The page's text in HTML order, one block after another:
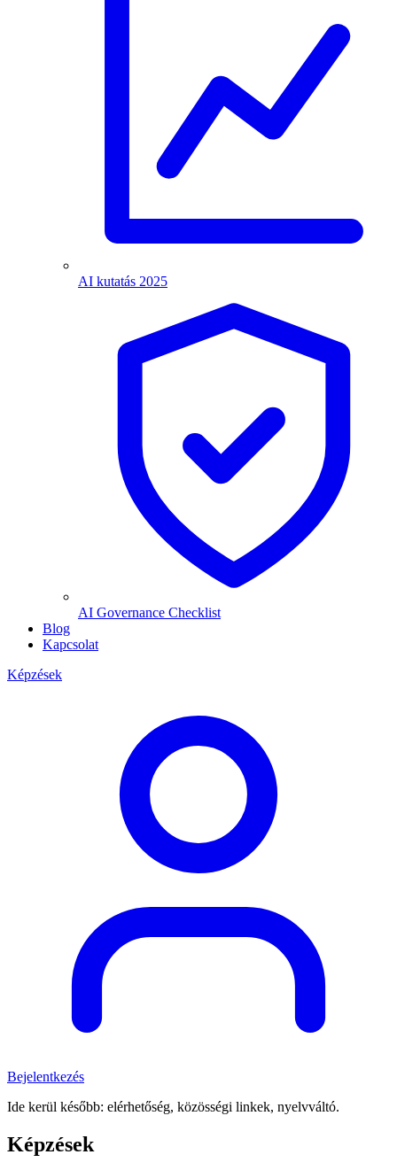
AI kutatás 2025
AI Governance Checklist
Blog
Kapcsolat
Képzések
Bejelentkezés
Ide kerül később: elérhetőség, közösségi linkek, nyelvváltó.
Képzések